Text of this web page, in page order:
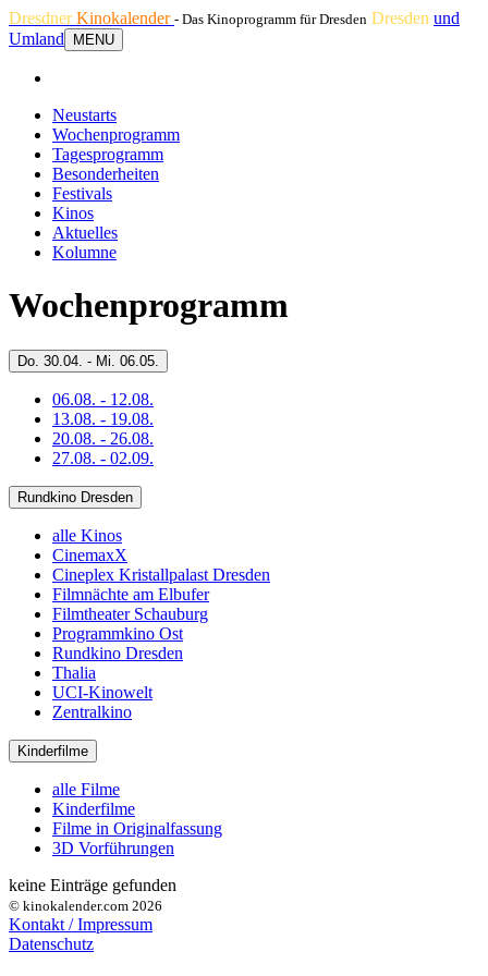
DresdnerKinokalender - Das Kinoprogramm für Dresden Dresden und
Umland
MENU
Neustarts
Wochenprogramm
Tagesprogramm
Besonderheiten
Festivals
Kinos
Aktuelles
Kolumne
Wochenprogramm
Do. 30.04. - Mi. 06.05.
06.08. - 12.08.
13.08. - 19.08.
20.08. - 26.08.
27.08. - 02.09.
Rundkino Dresden
alle Kinos
CinemaxX
Cineplex Kristallpalast Dresden
Filmnächte am Elbufer
Filmtheater Schauburg
Programmkino Ost
Rundkino Dresden
Thalia
UCI-Kinowelt
Zentralkino
Kinderfilme
alle Filme
Kinderfilme
Filme in Originalfassung
3D Vorführungen
keine Einträge gefunden
© kinokalender.com 2026
Kontakt / Impressum
Datenschutz